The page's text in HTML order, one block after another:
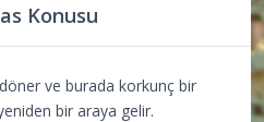
Konusu
ve burada korkunç bir
bir araya gelir.